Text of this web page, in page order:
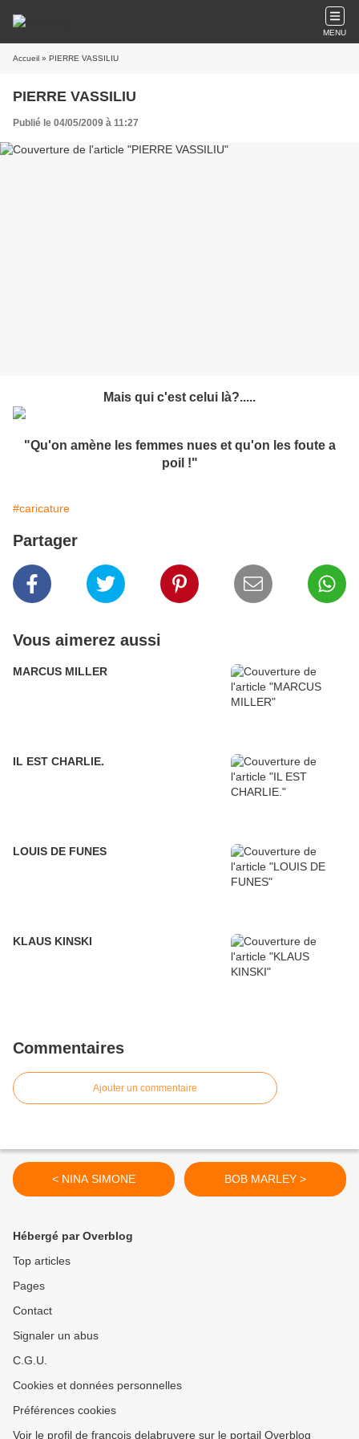
MENU
Accueil » PIERRE VASSILIU
PIERRE VASSILIU
Publié le 04/05/2009 à 11:27
Mais qui c'est celui là?.....
"Qu'on amène les femmes nues et qu'on les foute a
poil !"
#caricature
Partager
Vous aimerez aussi
MARCUS MILLER
IL EST CHARLIE.
LOUIS DE FUNES
KLAUS KINSKI
Commentaires
Ajouter un commentaire
< NINA SIMONE BOB MARLEY >
Hébergé par Overblog
Top articles
Pages
Contact
Signaler un abus
C.G.U.
Cookies et données personnelles
Préférences cookies
Voir le profil de francois delabruyere sur le portail Overblog